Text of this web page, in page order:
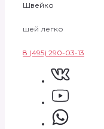
Швейко
шей легко
8 (495) 290-03-13